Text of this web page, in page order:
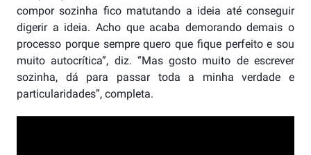
compor sozinha fico matutando a ideia até conseguir
digerir a ideia. Acho que acaba demorando demais o
processo porque sempre quero que fique perfeito e sou
muito autocrítica”, diz. “Mas gosto muito de escrever
sozinha, dá para passar toda a minha verdade e
particularidades”, completa.